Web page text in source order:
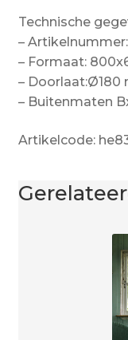
Technische
– Artikelnummer:
– Formaat:
– Doorlaat:Ø180
– Buitenmaten
Artikelcode: